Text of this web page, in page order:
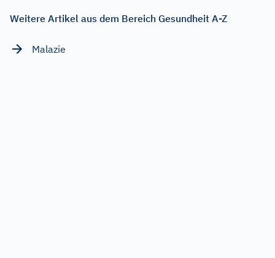
Weitere Artikel aus dem Bereich Gesundheit A-Z
Malazie